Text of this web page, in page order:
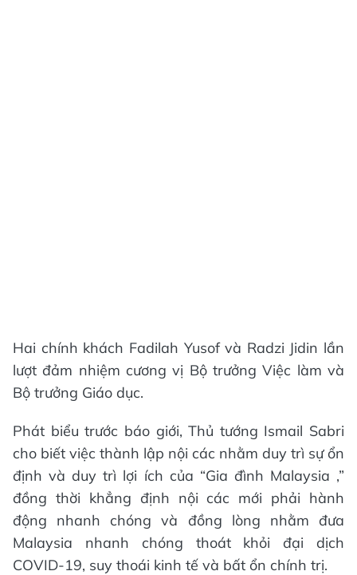
Hai chính khách Fadilah Yusof và Radzi Jidin lần
lượt đảm nhiệm cương vị Bộ trưởng Việc làm và
Bộ trưởng Giáo dục.
Phát biểu trước báo giới, Thủ tướng Ismail Sabri
cho biết việc thành lập nội các nhằm duy trì sự ổn
định và duy trì lợi ích của “Gia đình Malaysia ,”
đồng thời khẳng định nội các mới phải hành
động nhanh chóng và đồng lòng nhằm đưa
Malaysia nhanh chóng thoát khỏi đại dịch
COVID-19, suy thoái kinh tế và bất ổn chính trị.